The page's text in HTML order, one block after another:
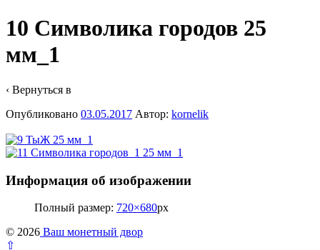
10 Символика городов 25
мм_1
‹ Вернуться в
Опубликовано 03.05.2017 Автор: kornelik
Информация об изображении
Полный размер: 720×680px
© 2026 Ваш монетный двор
⇧